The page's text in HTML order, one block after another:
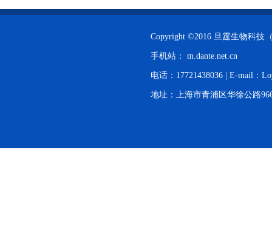
Copyright ©2016 旦霆生物科技
手机站： m.dante.net.cn
电话：17721438036 | E-mail：
地址：上海市青浦区华徐公路